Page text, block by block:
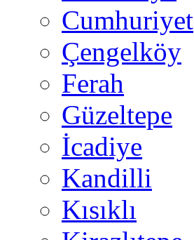
Cumhuriyet
Çengelköy
Ferah
Güzeltepe
İcadiye
Kandilli
Kısıklı